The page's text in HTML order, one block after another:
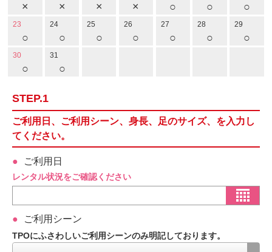
× × × × ○ ○ ○
23
○
24
○
25
○
26
○
27
○
28
○
29
○
30
○
31
○
STEP.1
ご利用日、ご利用シーン、身長、足のサイズ、を入力し
てください。
ご利用日
レンタル状況をご確認ください
ご利用シーン
TPOにふさわしいご利用シーンのみ明記しております。